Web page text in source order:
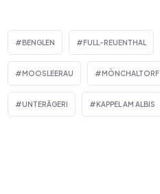
BENGLEN FULL-REUENTHAL
MOOSLEERAU MÖNCHALTORF
UNTERÄGERI KAPPEL AM ALBIS